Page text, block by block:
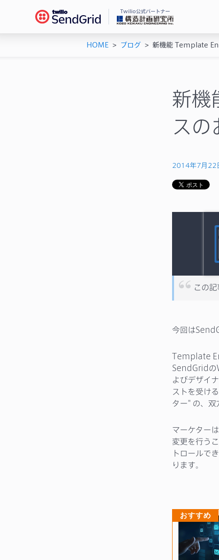
Twilio公式パートナー
機
ド
API
シス
HOME > ブログ > 新機能 Template
新
スの
2014年7月22
この
今回は
Template
SendGridの
よびデザイ
ストを受け
ター" の、
マーケター
変更を行う
トロールで
ります。
おすすめ